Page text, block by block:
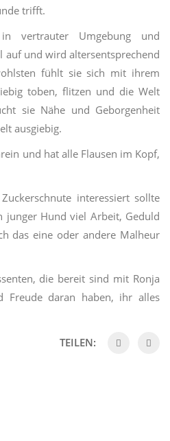
trifft.
vertrauter Umgebung und
auf und wird altersentsprechend
fühlt sie sich mit ihrem
toben, flitzen und die Welt
sie Nähe und Geborgenheit
ausgiebig.
und hat alle Flausen im Kopf,
interessiert sollte
junger Hund viel Arbeit, Geduld
das eine oder andere Malheur
die bereit sind mit Ronja
Freude daran haben, ihr alles
TEILEN: